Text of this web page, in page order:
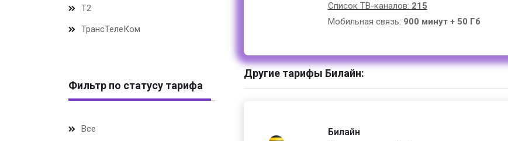
Т2
ТрансТелеКом
Фильтр по статусу тарифа
Все
Список ТВ-каналов: 215
Мобильная связь: 900 минут + 50 Гб
Другие тарифы Билайн:
Билайн